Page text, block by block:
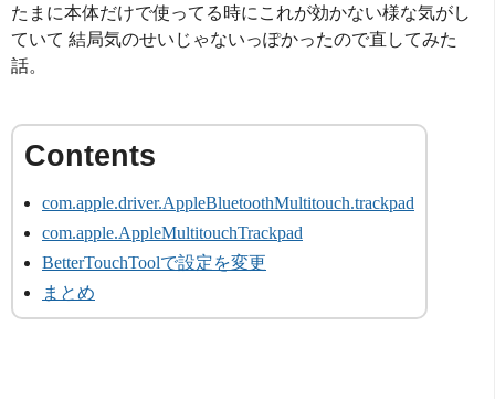
たまに本体だけで使ってる時にこれが効かない様な気がし
ていて 結局気のせいじゃないっぽかったので直してみた
話。
com.apple.driver.AppleBluetoothMultitouch.trackpad
com.apple.AppleMultitouchTrackpad
BetterTouchToolで設定を変更
まとめ